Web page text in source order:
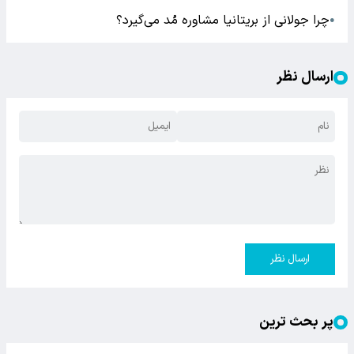
●چرا جولانی از بریتانیا مشاوره مُد می‌گیرد؟
ارسال نظر
ارسال نظر
پر بحث ترین